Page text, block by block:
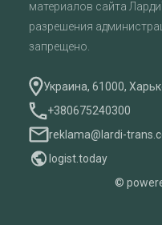
материалов сайта
разрешения
запрещено.
Украина, 61000,
+380675240300
reklama@lardi-
logist.today
©